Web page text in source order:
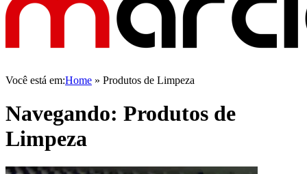
Você está em:Home » Produtos de Limpeza
Navegando: Produtos de
Limpeza